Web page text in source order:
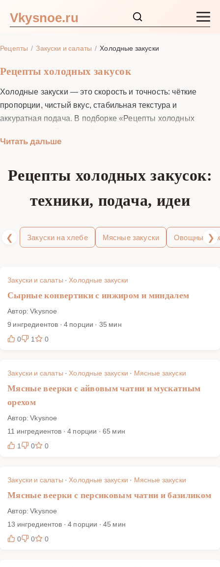
Vkysnoe.ru
Основные блюда
Супы
Ингредиенты
Блог
Рецепты Закуски и салаты Холодные закуски
Рецепты холодных закусок
Холодные закуски — это скорость и точность: чёткие
пропорции, чистый вкус, стабильная текстура и
аккуратная подача. В подборке «Рецепты холодных
тарталеток, брускетт, рулетов, паштетов и ассорти из
подготовку ингредиентов (от быстрой мариновки до
слабосола), баланс соли, кислоты и сладости, безопасную
разморозку и хранение. Объясняем, как собирать порции
так, чтобы хлеб не размокал, зелень оставалась свежей, а
фото и технологическим подсказкам, вы быстро соберёте
эффектный стол без суеты и лишних трат.
Читать дальше
Рецепты холодных закусок:
техники, подача, идеи
❮ Закуски на хлебе Мясные закуски Овощные ❯
Закуски и салаты ·Холодные закуски
Сырные конвертики с инжиром и миндалем
Автор: Vkysnoe
9 ингредиентов · 4 порции · 35 мин
0
1 0
Закуски и салаты ·Холодные закуски · Мясные закуски
Мясные веерки с айвовым чатни и мускатным
орехом
Автор: Vkysnoe
11 ингредиентов · 4 порции · 65 мин
1
0 0
Закуски и салаты ·Холодные закуски · Мясные закуски
Мясные веерки с персиковым чатни и базиликом
Автор: Vkysnoe
13 ингредиентов · 4 порции · 45 мин
0
0 0